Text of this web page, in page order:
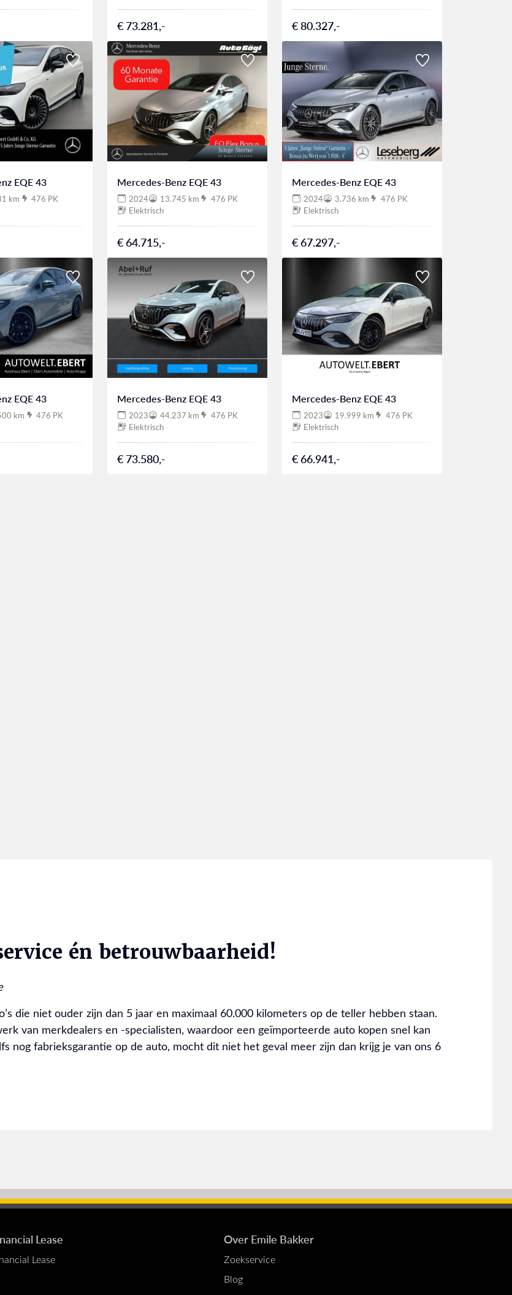
€ 73.281,- € 80.327,-
EQE 43
km
476 PK
Mercedes-Benz EQE 43
2024 13.745 km
476 PK
Elektrisch
€ 64.715,-
Mercedes-Benz EQE 43
2024 3.736 km
476 PK
Elektrisch
€ 67.297,-
EQE 43
km
476 PK
Mercedes-Benz EQE 43
2023 44.237 km
476 PK
Elektrisch
€ 73.580,-
Mercedes-Benz EQE 43
2023 19.999 km
476 PK
Elektrisch
€ 66.941,-
én betrouwbaarheid!
die niet ouder zijn dan 5 jaar en maximaal 60.000 kilometers op de teller hebben staan.
van merkdealers en -specialisten, waardoor een geïmporteerde auto kopen snel kan
nog fabrieksgarantie op de auto, mocht dit niet het geval meer zijn dan krijg je van ons 6
Lease
Lease
Over Emile Bakker
Zoekservice
Blog